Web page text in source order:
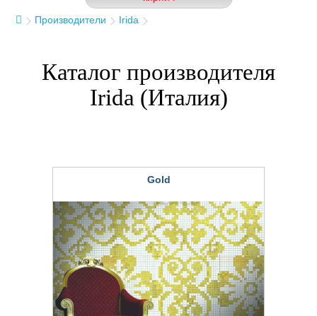
Производители
Irida
Каталог производителя
Irida (Италия)
Gold